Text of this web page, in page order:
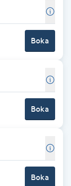
Boka
Boka
Boka